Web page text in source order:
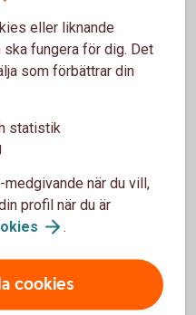
till valfri wallet.
kan du ansluta
bankkort
Pay och slipp knappa
eller liknande
fungera för dig. Det
som förbättrar din
statistik
när du vill,
profil när du är
.
cookies